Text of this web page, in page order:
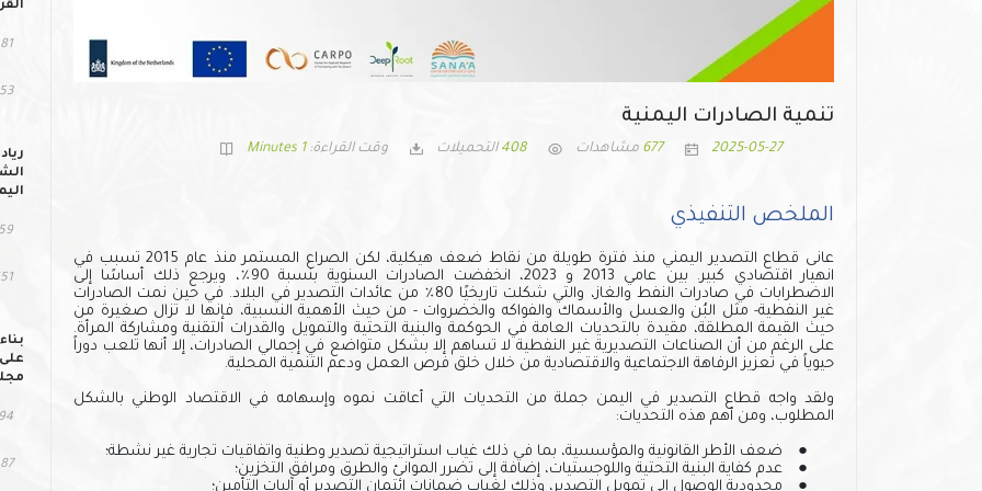
تنمية الصادرات اليمنية
2025-05-27
677 مشاهدات 408 التحميلات وقت القراءة:1 Minutes
الملخص التنفيذي
عانى قطاع التصدير اليمني منذ فترة طويلة من نقاط ضعف هيكلية، لكن الصراع المستمر منذ عام 2015 تسبب في
انهيار اقتصادي كبير. بين عامي 2013 و 2023، انخفضت الصادرات السنوية بنسبة 90٪، ويرجع ذلك أساسًا إلى
الاضطرابات في صادرات النفط والغاز، والتي شكلت تاريخيًا 80٪ من عائدات التصدير في البلاد. في حين نمت الصادرات
غير النفطية- مثل البُن والعسل والأسماك والفواكه والخضروات - من حيث الأهمية النسبية، فإنها لا تزال صغيرة من
حيث القيمة المطلقة، مقيدة بالتحديات العامة في الحوكمة والبنية التحتية والتمويل والقدرات التقنية ومشاركة المرأة.
على الرغم من أن الصناعات التصديرية غير النفطية لا تساهم إلا بشكل متواضع في إجمالي الصادرات، إلا أنها تلعب دوراً
حيوياً في تعزيز الرفاهة الاجتماعية والاقتصادية من خلال خلق فرص العمل ودعم التنمية المحلية.
ولقد واجه قطاع التصدير في اليمن جملة من التحديات التي أعاقت نموه وإسهامه في الاقتصاد الوطني بالشكل
المطلوب، ومن أهم هذه التحديات:
●
ضعف الأطر القانونية والمؤسسية، بما في ذلك غياب استراتيجية تصدير وطنية واتفاقيات تجارية غير نشطة؛
●
عدم كفاية البنية التحتية واللوجستيات، إضافة إلى تضرر الموانئ والطرق ومرافق التخزين؛
●
محدودية الوصول إلى تمويل التصدير، وذلك لغياب ضمانات ائتمان التصدير أو آليات التأمين؛
81
53
59
151
94
87